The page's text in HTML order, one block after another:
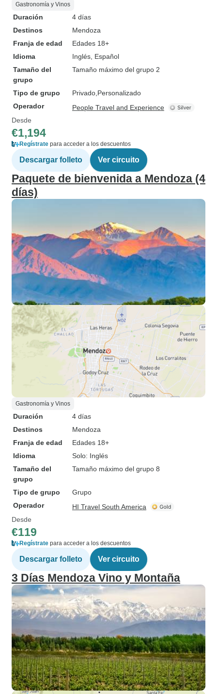
Gastronomía y Vinos
Duración
4 días
Destinos
Mendoza
Franja de edad
Edades 18+
Idioma
Inglés, Español
Tamaño del
grupo
Tamaño máximo del grupo 2
Tipo de grupo Privado Personalizado
Operador
People Travel and Experience
Desde
€1,194
Regístrate para acceder a los descuentos
Descargar folleto Ver circuito
Paquete de bienvenida a Mendoza (4
días)
Gastronomía y Vinos
Duración
4 días
Destinos
Mendoza
Franja de edad
Edades 18+
Idioma
Solo: Inglés
Tamaño del
grupo
Tamaño máximo del grupo 8
Tipo de grupo
Grupo
Operador
HI Travel South America
Desde
€119
Regístrate para acceder a los descuentos
Descargar folleto Ver circuito
3 Días Mendoza Vino y Montaña